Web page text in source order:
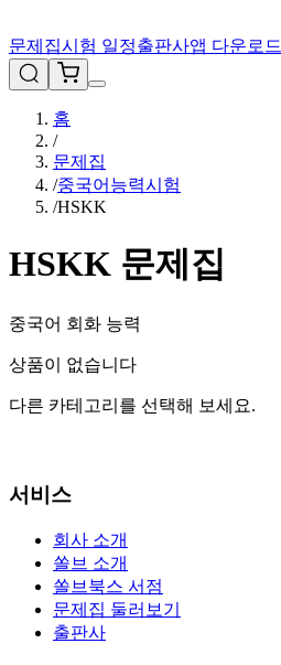
문제집시험 일정출판사앱 다운로드
홈
/
문제집
/중국어능력시험
/HSKK
HSKK 문제집
중국어 회화 능력
상품이 없습니다
다른 카테고리를 선택해 보세요.
서비스
회사 소개
쏠브 소개
쏠브북스 서점
문제집 둘러보기
출판사